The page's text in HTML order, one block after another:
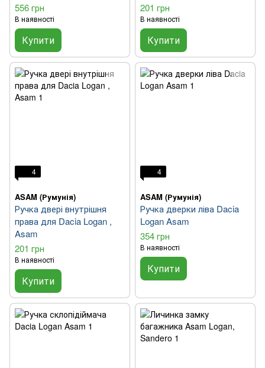
556 грн
В наявності
Купити
201 грн
В наявності
Купити
4
ASAM (Румунія)
Ручка двері внутрішня
права для Dacia Logan ,
Asam
201 грн
В наявності
Купити
4
ASAM (Румунія)
Ручка дверки ліва Dacia
Logan Asam
354 грн
В наявності
Купити